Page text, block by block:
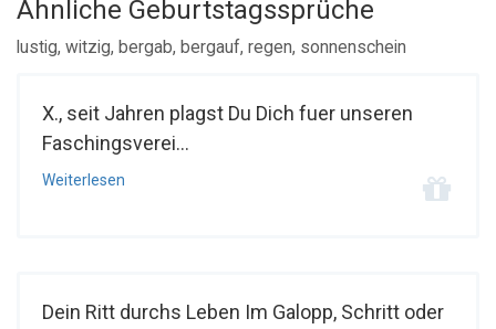
Ähnliche Geburtstagssprüche
lustig, witzig, bergab, bergauf, regen, sonnenschein
X., seit Jahren plagst Du Dich fuer unseren
Faschingsverei...
Weiterlesen
Dein Ritt durchs Leben Im Galopp, Schritt oder